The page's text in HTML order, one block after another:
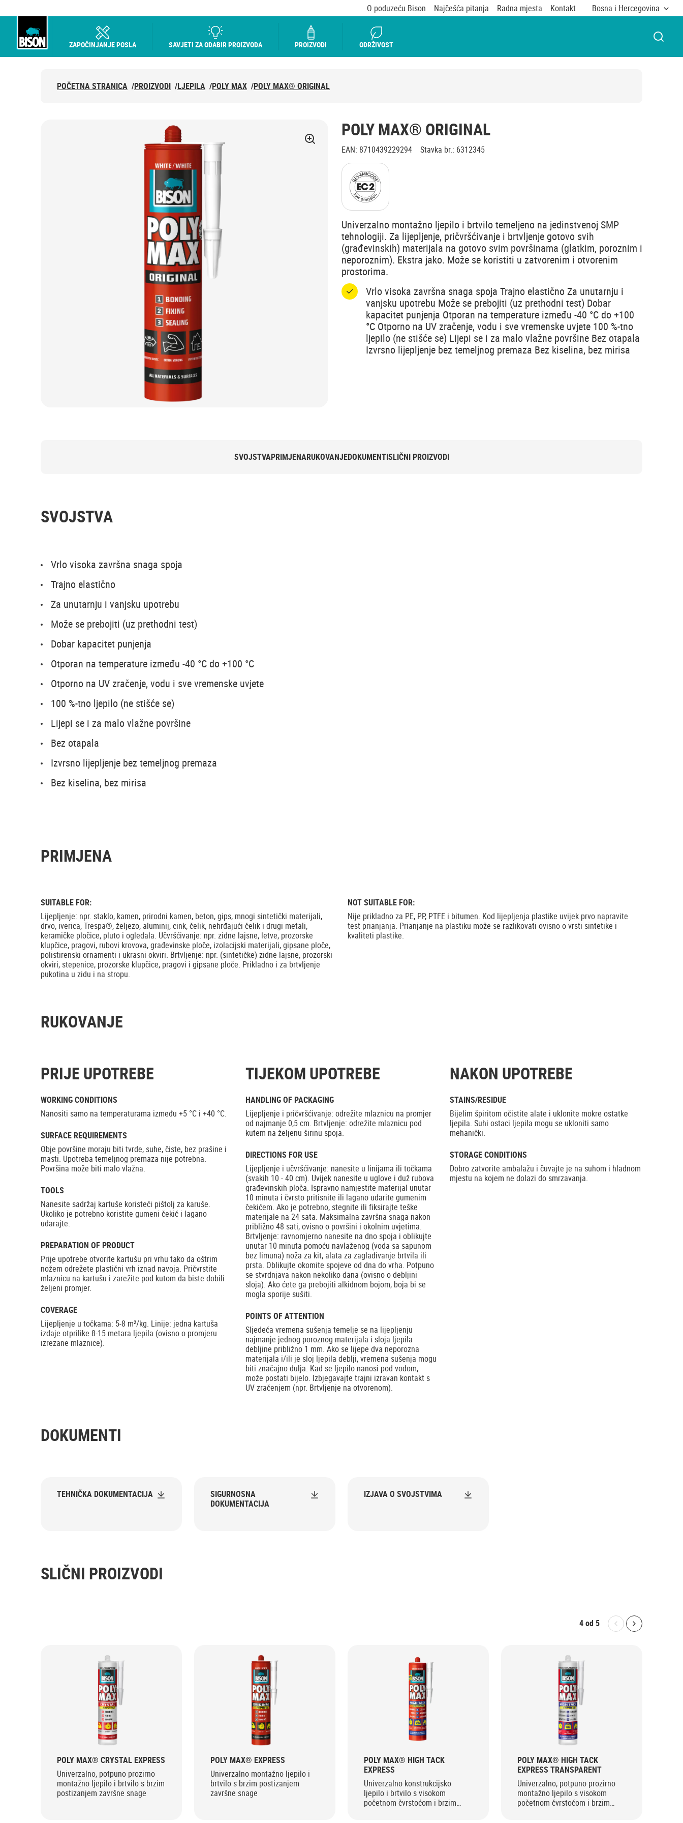
O poduzeću Bison Najčešća pitanja Radna mjesta Kontakt Bosna i Hercegovina
ZAPOČINJANJE POSLA SAVJETI ZA ODABIR PROIZVODA PROIZVODI ODRŽIVOST
POČETNA STRANICA /PROIZVODI /LJEPILA /POLY MAX /POLY MAX® ORIGINAL
POLY MAX® ORIGINAL
EAN: 8710439229294 Stavka br.: 6312345
Univerzalno montažno ljepilo i brtvilo temeljeno na jedinstvenoj SMP
tehnologiji. Za lijepljenje, pričvršćivanje i brtvljenje gotovo svih
(građevinskih) materijala na gotovo svim površinama (glatkim, poroznim i
neporoznim). Ekstra jako. Može se koristiti u zatvorenim i otvorenim
prostorima.
Vrlo visoka završna snaga spoja Trajno elastično Za unutarnju i
vanjsku upotrebu Može se prebojiti (uz prethodni test) Dobar
kapacitet punjenja Otporan na temperature između -40 °C do +100
°C Otporno na UV zračenje, vodu i sve vremenske uvjete 100 %-tno
ljepilo (ne stišće se) Lijepi se i za malo vlažne površine Bez otapala
Izvrsno lijepljenje bez temeljnog premaza Bez kiselina, bez mirisa
SVOJSTVAPRIMJENARUKOVANJEDOKUMENTISLIČNI PROIZVODI
SVOJSTVA
Vrlo visoka završna snaga spoja
Trajno elastično
Za unutarnju i vanjsku upotrebu
Može se prebojiti (uz prethodni test)
Dobar kapacitet punjenja
Otporan na temperature između -40 °C do +100 °C
Otporno na UV zračenje, vodu i sve vremenske uvjete
100 %-tno ljepilo (ne stišće se)
Lijepi se i za malo vlažne površine
Bez otapala
Izvrsno lijepljenje bez temeljnog premaza
Bez kiselina, bez mirisa
PRIMJENA
SUITABLE FOR:
Lijepljenje: npr. staklo, kamen, prirodni kamen, beton, gips, mnogi sintetički materijali,
drvo, iverica, Trespa®, željezo, aluminij, cink, čelik, nehrđajući čelik i drugi metali,
keramičke pločice, pluto i ogledala. Učvršćivanje: npr. zidne lajsne, letve, prozorske
klupčice, pragovi, rubovi krovova, građevinske ploče, izolacijski materijali, gipsane ploče,
polistirenski ornamenti i ukrasni okviri. Brtvljenje: npr. (sintetičke) zidne lajsne, prozorski
okviri, stepenice, prozorske klupčice, pragovi i gipsane ploče. Prikladno i za brtvljenje
pukotina u zidu i na stropu.
NOT SUITABLE FOR:
Nije prikladno za PE, PP, PTFE i bitumen. Kod lijepljenja plastike uvijek prvo napravite
test prianjanja. Prianjanje na plastiku može se razlikovati ovisno o vrsti sintetike i
kvaliteti plastike.
RUKOVANJE
PRIJE UPOTREBE
WORKING CONDITIONS
Nanositi samo na temperaturama između +5 °C i +40 °C.
SURFACE REQUIREMENTS
Obje površine moraju biti tvrde, suhe, čiste, bez prašine i
masti. Upotreba temeljnog premaza nije potrebna.
Površina može biti malo vlažna.
TOOLS
Nanesite sadržaj kartuše koristeći pištolj za karuše.
Ukoliko je potrebno koristite gumeni čekić i lagano
udarajte.
PREPARATION OF PRODUCT
Prije upotrebe otvorite kartušu pri vrhu tako da oštrim
nožem odrežete plastični vrh iznad navoja. Pričvrstite
mlaznicu na kartušu i zarežite pod kutom da biste dobili
željeni promjer.
COVERAGE
Lijepljenje u točkama: 5-8 m²/kg. Linije: jedna kartuša
izdaje otprilike 8-15 metara ljepila (ovisno o promjeru
izrezane mlaznice).
TIJEKOM UPOTREBE
HANDLING OF PACKAGING
Lijepljenje i pričvršćivanje: odrežite mlaznicu na promjer
od najmanje 0,5 cm. Brtvljenje: odrežite mlaznicu pod
kutem na željenu širinu spoja.
DIRECTIONS FOR USE
Lijepljenje i učvršćivanje: nanesite u linijama ili točkama
(svakih 10 - 40 cm). Uvijek nanesite u uglove i duž rubova
građevinskih ploča. Ispravno namjestite materijal unutar
10 minuta i čvrsto pritisnite ili lagano udarite gumenim
čekićem. Ako je potrebno, stegnite ili fiksirajte teške
materijale na 24 sata. Maksimalna završna snaga nakon
približno 48 sati, ovisno o površini i okolnim uvjetima.
Brtvljenje: ravnomjerno nanesite na dno spoja i oblikujte
unutar 10 minuta pomoću navlaženog (voda sa sapunom
bez limuna) noža za kit, alata za zaglađivanje brtvila ili
prsta. Oblikujte okomite spojeve od dna do vrha. Potpuno
se stvrdnjava nakon nekoliko dana (ovisno o debljini
sloja). Ako ćete ga prebojiti alkidnom bojom, boja bi se
mogla sporije sušiti.
POINTS OF ATTENTION
Sljedeća vremena sušenja temelje se na lijepljenju
najmanje jednog poroznog materijala i sloja ljepila
debljine približno 1 mm. Ako se lijepe dva neporozna
materijala i/ili je sloj ljepila deblji, vremena sušenja mogu
biti značajno dulja. Kad se ljepilo nanosi pod vodom,
može postati bijelo. Izbjegavajte trajni izravan kontakt s
UV zračenjem (npr. Brtvljenje na otvorenom).
NAKON UPOTREBE
STAINS/RESIDUE
Bijelim špiritom očistite alate i uklonite mokre ostatke
ljepila. Suhi ostaci ljepila mogu se ukloniti samo
mehanički.
STORAGE CONDITIONS
Dobro zatvorite ambalažu i čuvajte je na suhom i hladnom
mjestu na kojem ne dolazi do smrzavanja.
DOKUMENTI
TEHNIČKA DOKUMENTACIJA
SIGURNOSNA
DOKUMENTACIJA
IZJAVA O SVOJSTVIMA
SLIČNI PROIZVODI
4od 5
POLY MAX® CRYSTAL EXPRESS
Univerzalno, potpuno prozirno
montažno ljepilo i brtvilo s brzim
postizanjem završne snage
POLY MAX® EXPRESS
Univerzalno montažno ljepilo i
brtvilo s brzim postizanjem
završne snage
POLY MAX® HIGH TACK
EXPRESS
Univerzalno konstrukcijsko
ljepilo i brtvilo s visokom
početnom čvrstoćom i brzim
POLY MAX® HIGH TACK
EXPRESS TRANSPARENT
Univerzalno, potpuno prozirno
montažno ljepilo s visokom
početnom čvrstoćom i brzim